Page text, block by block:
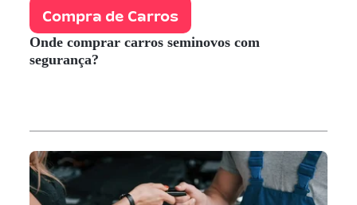
Compra de Carros
Onde comprar carros seminovos com
segurança?